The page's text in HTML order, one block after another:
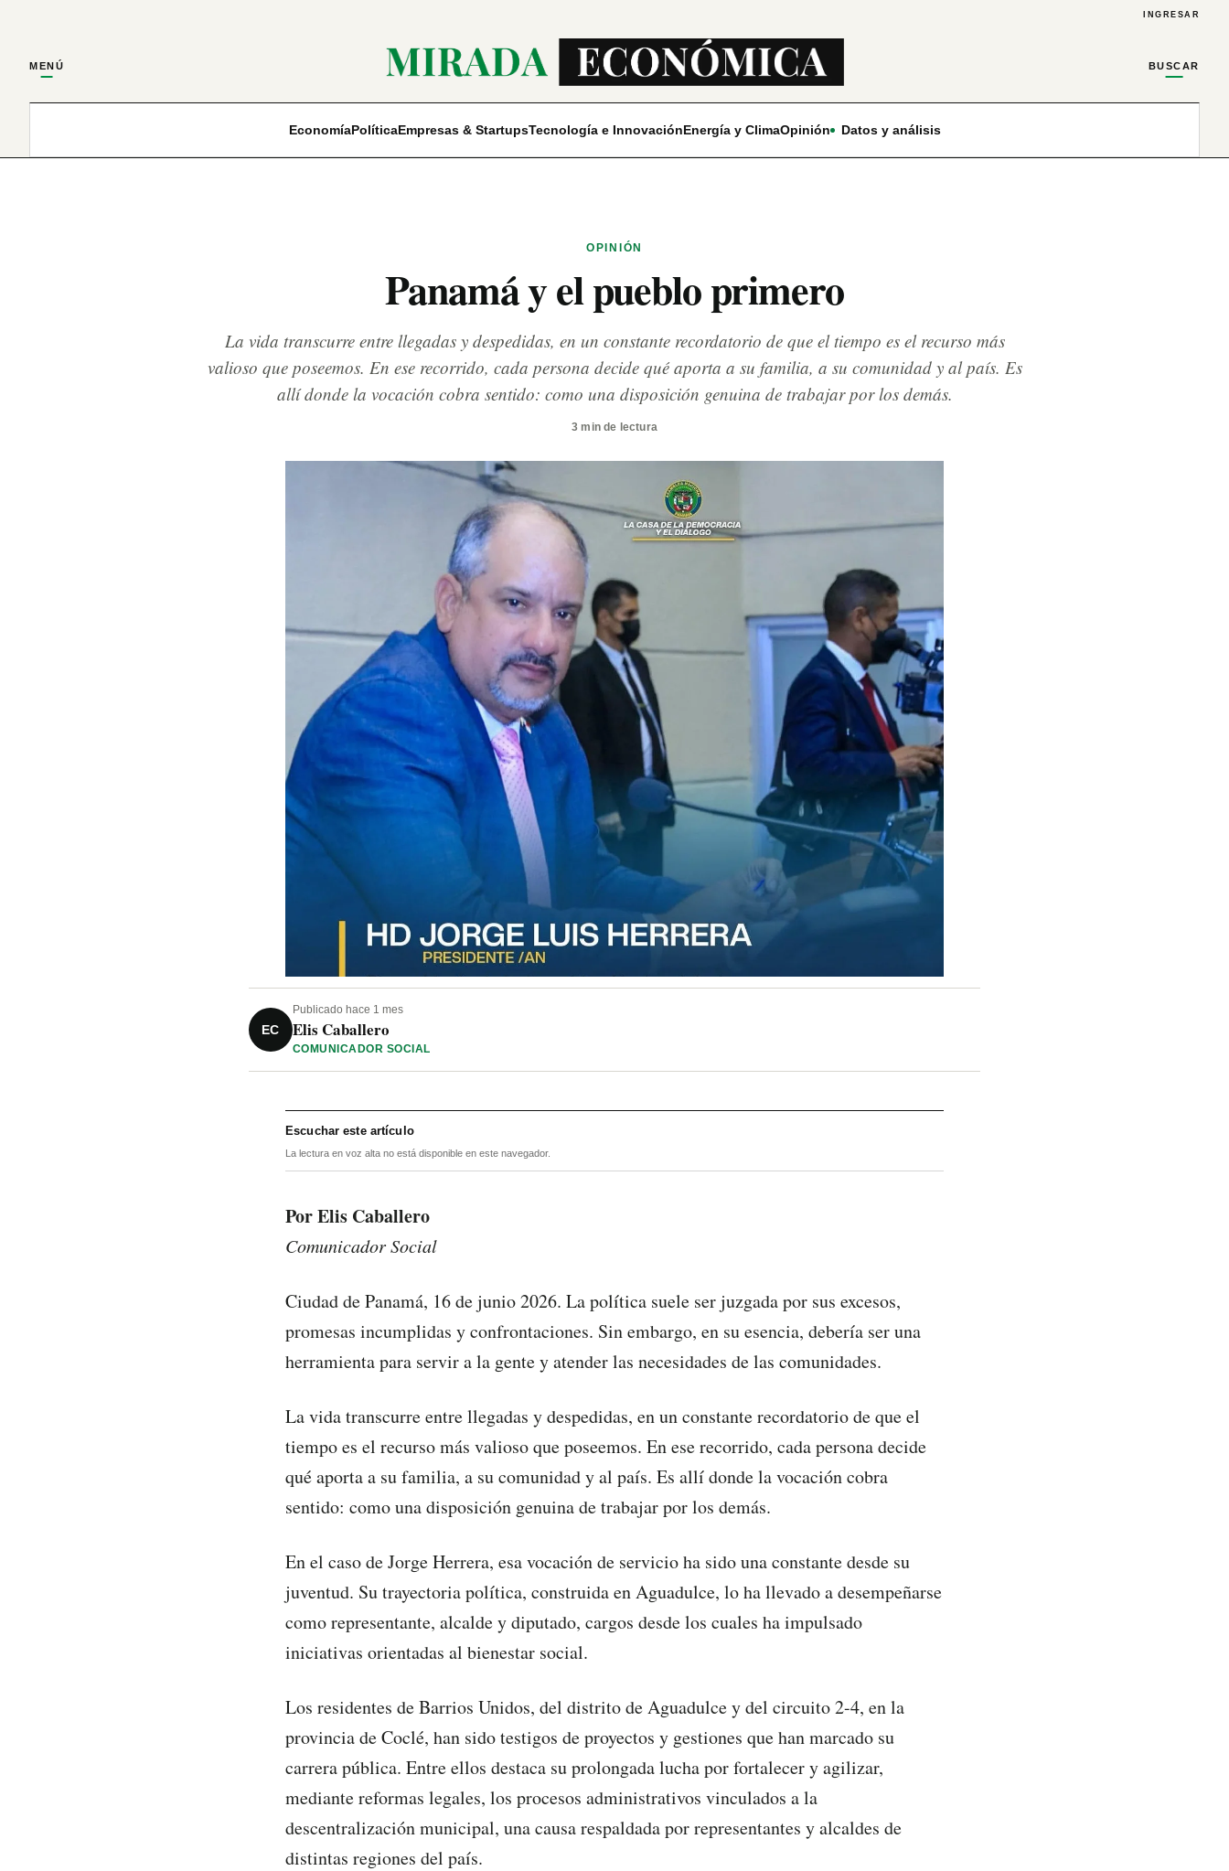
INGRESAR
MENÚ BUSCAR
EconomíaPolíticaEmpresas & StartupsTecnología e InnovaciónEnergía y ClimaOpinión Datos y análisis
OPINIÓN
Panamá y el pueblo primero
La vida transcurre entre llegadas y despedidas, en un constante recordatorio de que el tiempo es el recurso más
valioso que poseemos. En ese recorrido, cada persona decide qué aporta a su familia, a su comunidad y al país. Es
allí donde la vocación cobra sentido: como una disposición genuina de trabajar por los demás.
3 min de lectura
EC
Publicado hace 1 mes
Elis Caballero
COMUNICADOR SOCIAL
Escuchar este artículo
La lectura en voz alta no está disponible en este navegador.
Por Elis Caballero
Comunicador Social
Ciudad de Panamá, 16 de junio 2026. La política suele ser juzgada por sus excesos,
promesas incumplidas y confrontaciones. Sin embargo, en su esencia, debería ser una
herramienta para servir a la gente y atender las necesidades de las comunidades.
La vida transcurre entre llegadas y despedidas, en un constante recordatorio de que el
tiempo es el recurso más valioso que poseemos. En ese recorrido, cada persona decide
qué aporta a su familia, a su comunidad y al país. Es allí donde la vocación cobra
sentido: como una disposición genuina de trabajar por los demás.
En el caso de Jorge Herrera, esa vocación de servicio ha sido una constante desde su
juventud. Su trayectoria política, construida en Aguadulce, lo ha llevado a desempeñarse
como representante, alcalde y diputado, cargos desde los cuales ha impulsado
iniciativas orientadas al bienestar social.
Los residentes de Barrios Unidos, del distrito de Aguadulce y del circuito 2-4, en la
provincia de Coclé, han sido testigos de proyectos y gestiones que han marcado su
carrera pública. Entre ellos destaca su prolongada lucha por fortalecer y agilizar,
mediante reformas legales, los procesos administrativos vinculados a la
descentralización municipal, una causa respaldada por representantes y alcaldes de
distintas regiones del país.